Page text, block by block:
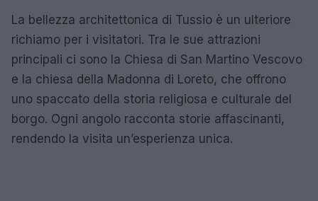
La bellezza architettonica di Tussio è un ulteriore
richiamo per i visitatori. Tra le sue attrazioni
principali ci sono la Chiesa di San Martino Vescovo
e la chiesa della Madonna di Loreto, che offrono
uno spaccato della storia religiosa e culturale del
borgo. Ogni angolo racconta storie affascinanti,
rendendo la visita un’esperienza unica.